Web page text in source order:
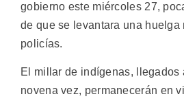
gobierno este miércoles 27,
de que se levantara una huelga
policías.
El millar de indígenas, llegados
novena vez, permanecerán en